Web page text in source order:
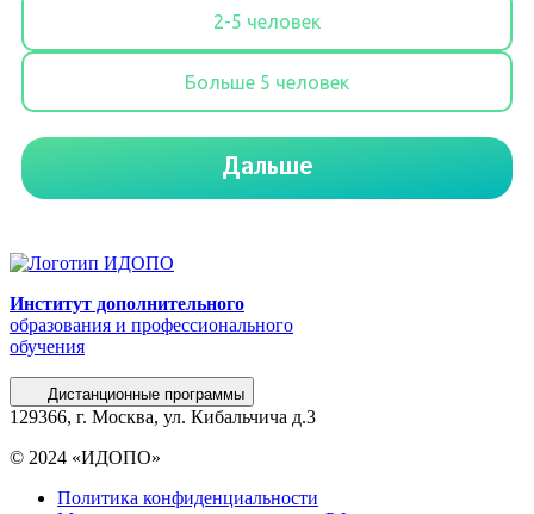
Институт дополнительного
образования и профессионального
обучения
Дистанционные программы
129366, г. Москва, ул. Кибальчича д.3
© 2024 «ИДОПО»
Политика конфиденциальности